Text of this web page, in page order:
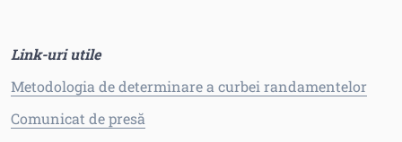
Link-uri utile
Metodologia de determinare a curbei randamentelor
Comunicat de presă